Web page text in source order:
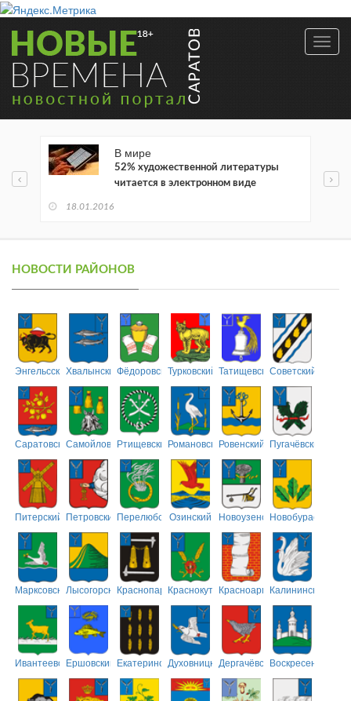
В мире
52% художественной литературы
читается в электронном виде
18.01.2016
НОВОСТИ РАЙОНОВ
ЭнгельсскийХвалынскийФёдоровскийТурковский ТатищевскийСоветский
СаратовскийСамойловскийРтищевскийРомановскийРовенский Пугачёвский
Питерский ПетровскийПерелюбскийОзинский НовоузенскийНовобурасский
МарксовскийЛысогорскийКраснопартизанский
КраснокутскийКрасноармейский
Калининский
ИвантеевскийЕршовский ЕкатериновскийДуховницкийДергачёвскийВоскресенский